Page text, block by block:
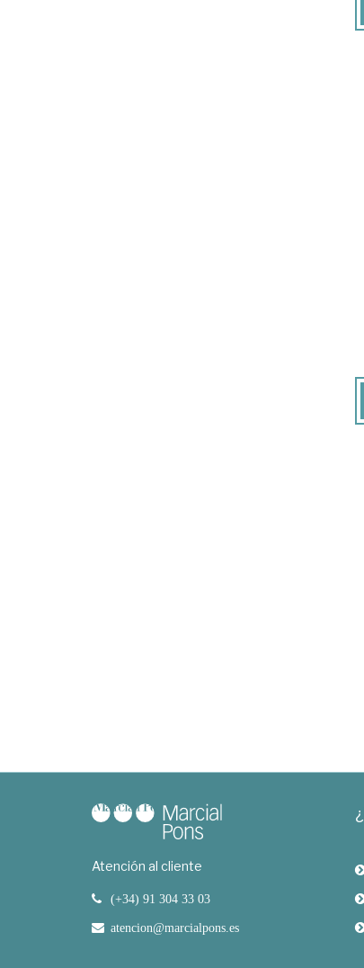
Atención al cliente
(+34) 91 304 33 03
atencion@marcialpons.es